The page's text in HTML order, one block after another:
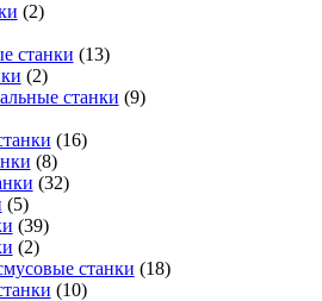
(2)
станки (13)
(2)
станки (9)
(16)
(8)
(32)
(5)
(39)
(2)
станки (18)
(10)